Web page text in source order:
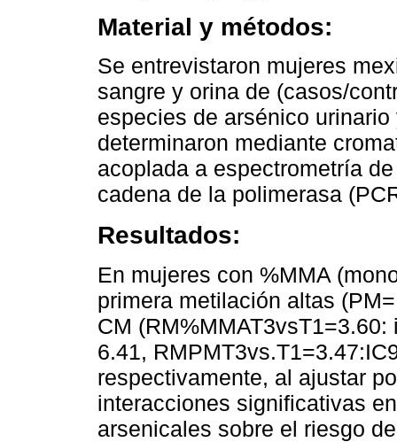
Material y métodos:
Se entrevistaron mujeres
sangre y orina de (casos/
especies de arsénico
determinaron mediante
acoplada a espectrometría
cadena de la polimerasa
Resultados:
En mujeres con %MMA
primera metilación altas
CM
6.41,
respectivamente, al ajustar
interacciones significativas
arsenicales sobre el riesgo